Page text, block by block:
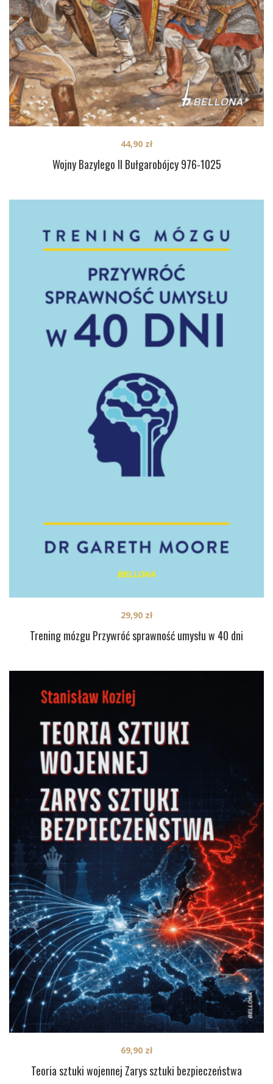
Wojny Bazylego II Bułgarobójcy 976-1025
44,90 zł
Trening mózgu Przywróć sprawność umysłu w 40 dni
29,90 zł
Teoria sztuki wojennej Zarys sztuki bezpieczeństwa
69,90 zł